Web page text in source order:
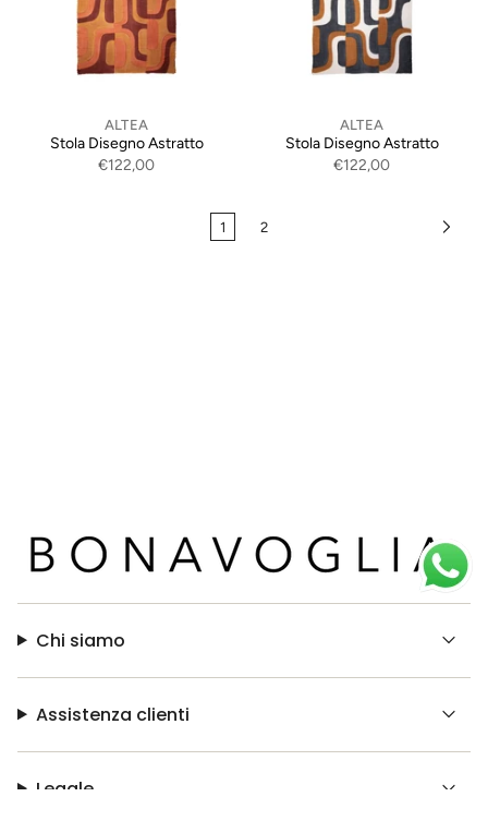
ALTEA
Stola Disegno Astratto
€122,00
ALTEA
Stola Disegno Astratto
€122,00
1 2
Chi siamo
Assistenza clienti
Legale